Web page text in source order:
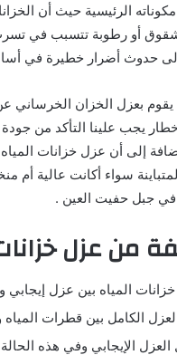
الرئيسية حيث أن
أو رطوبة تتسبب في تسرب
حدوث أضرار خطيرة في
بعزل الخزان
يجب علينا التأكد من
إلى أن عزل خزانات
سواء أكانت عالية
في جبل حفيت العين .
من عزل
خزانات المياه بين عزل
الكامل بين قطرات المياه
الإيجابي وفي هذه